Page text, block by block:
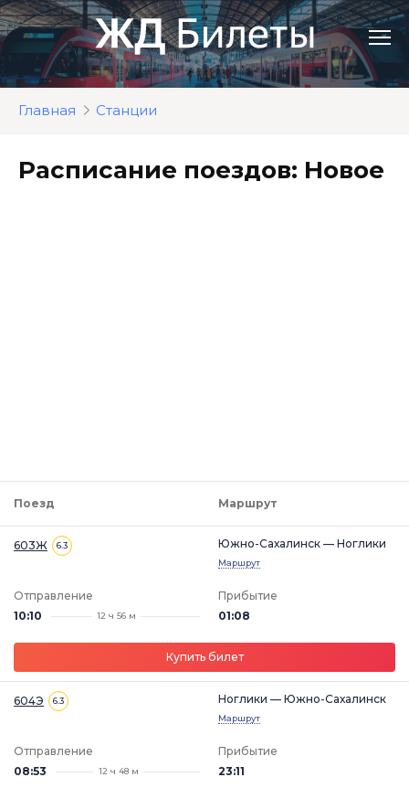
Перейти
к
контенту
Главная Станции
Расписание поездов: Новое
Поезд Маршрут
603Ж 6.3 Южно-Сахалинск — Ноглики
Маршрут
Отправление
10:10
12 ч 56 м
Прибытие
01:08
Купить билет
604Э 6.3 Ноглики — Южно-Сахалинск
Маршрут
Отправление
08:53
12 ч 48 м
Прибытие
23:11